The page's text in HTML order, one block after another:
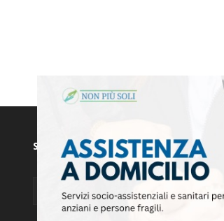
SEGUICI